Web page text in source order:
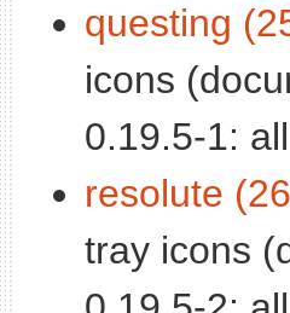
questing
icons
0.19.5-1: all
resolute
tray icons